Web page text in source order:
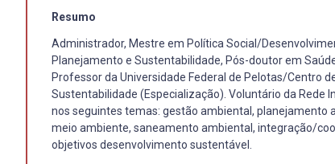
Resumo
Administrador, Mestre em Política Social/
Planejamento e Sustentabilidade, Pós-doutor em
Professor da Universidade Federal de Pelotas/Centro
Sustentabilidade (Especialização). Voluntário da Rede
nos seguintes temas: gestão ambiental, planejamento
meio ambiente, saneamento ambiental, integração/
objetivos desenvolvimento sustentável.